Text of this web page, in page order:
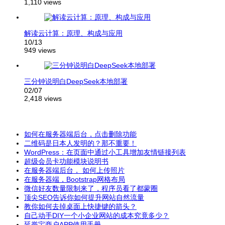
1,110 views
解读云计算：原理、构成与应用
10/13
949 views
三分钟说明白DeepSeek本地部署
02/07
2,418 views
如何在服务器端后台，点击删除功能
二维码是日本人发明的？那不重要！
WordPress：在页面中通过小工具增加友情链接列表
超级会员卡功能模块说明书
在服务器端后台， 如何上传照片
在服务器端，Bootstrap网格布局
微信好友数量限制来了，程序员看了都蒙圈
顶尖SEO告诉你如何提升网站自然流量
教你如何去掉桌面上快捷键的箭头？
自己动手DIY一个小企业网站的成本究竟多少？